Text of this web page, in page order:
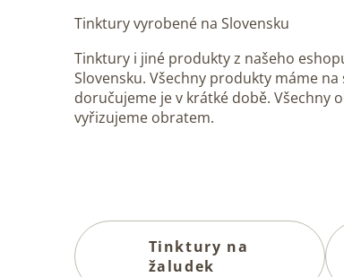
Tinktury vyrobené na Slovensku
Tinktury i jiné produkty z našeho
Slovensku. Všechny produkty máme na
doručujeme je v krátké době. Všechny
vyřizujeme obratem.
Tinktury na
žaludek